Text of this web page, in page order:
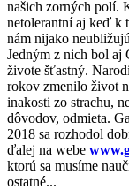
našich zorných polí.
netolerantní aj keď k
nám nijako
Jedným z nich bol aj
živote šťastný.
rokov zmenilo život
inakosti zo strachu,
dôvodov, odmieta.
2018 sa rozhodol
ďalej na webe
ktorú sa musíme
ostatné...